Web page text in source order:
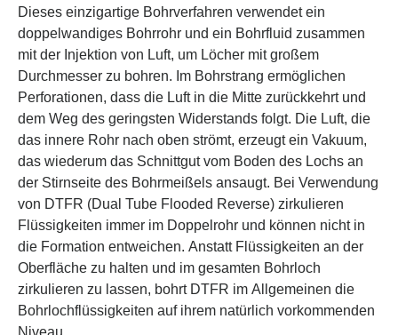
Dieses einzigartige Bohrverfahren verwendet ein
doppelwandiges Bohrrohr und ein Bohrfluid zusammen
mit der Injektion von Luft, um Löcher mit großem
Durchmesser zu bohren. Im Bohrstrang ermöglichen
Perforationen, dass die Luft in die Mitte zurückkehrt und
dem Weg des geringsten Widerstands folgt. Die Luft, die
das innere Rohr nach oben strömt, erzeugt ein Vakuum,
das wiederum das Schnittgut vom Boden des Lochs an
der Stirnseite des Bohrmeißels ansaugt. Bei Verwendung
von DTFR (Dual Tube Flooded Reverse) zirkulieren
Flüssigkeiten immer im Doppelrohr und können nicht in
die Formation entweichen. Anstatt Flüssigkeiten an der
Oberfläche zu halten und im gesamten Bohrloch
zirkulieren zu lassen, bohrt DTFR im Allgemeinen die
Bohrlochflüssigkeiten auf ihrem natürlich vorkommenden
Niveau.